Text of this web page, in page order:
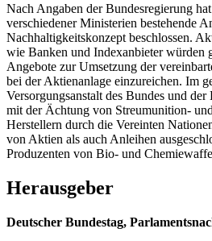
Nach Angaben der Bundesregierung
verschiedener Ministerien bestehende
Nachhaltigkeitskonzept beschlossen.
wie Banken und Indexanbieter würden
Angebote zur Umsetzung der
bei der Aktienanlage einzureichen. Im
Versorgungsanstalt des Bundes und
mit der Ächtung von Streumunition-
Herstellern durch die Vereinten
von Aktien als auch Anleihen
Produzenten von Bio- und
Herausgeber
Deutscher Bundestag,